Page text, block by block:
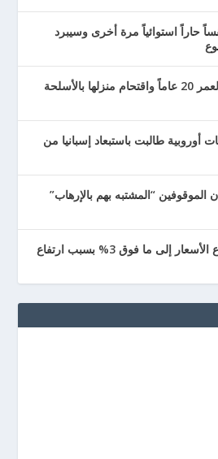
حاراً استوائياً مرة أخرى وسيبرد
اختطاف امرأة تبلغ من العمر 20 عاماً واقتحام منزلها بالأسلحة
أوروبية طالبت باستبعاد إسبانيا من
الموقوفين “المشتبه بهم بالإرهاب”
عاد معدل التضخم وارتفاع الأسعار إلى ما فوق 3% بسبب ارتفاع